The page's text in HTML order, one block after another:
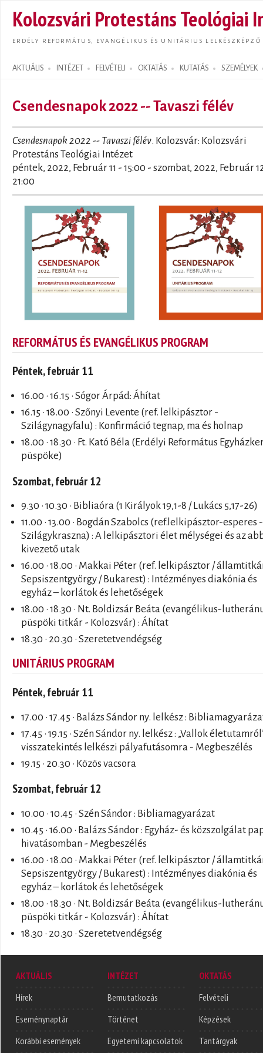
Kolozsvári Protestáns Teológiai
ERDÉLY REFORMÁTUS, EVANGÉLIKUS ÉS UNITÁRIUS LELKÉSZKÉPZŐ
AKTUÁLIS INTÉZET FELVÉTELI OKTATÁS KUTATÁS SZEMÉLYEK
Search form
Csendesnapok 2022 -- Tavaszi félév
Csendesnapok 2022 -- Tavaszi félév. Kolozsvár: Kolozsvári
Protestáns Teológiai Intézet
péntek, 2022, Február 11 - 15:00 - szombat, 2022, Február
21:00
REFORMÁTUS ÉS EVANGÉLIKUS PROGRAM
Péntek, február 11
16.00 · 16.15 · Sógor Árpád: Áhítat
16.15 · 18.00 · Szőnyi Levente (ref. lelkipásztor -
Szilágynagyfalu) : Konfirmáció tegnap, ma és holnap
18.00 · 18.30 · Ft. Kató Béla (Erdélyi Református
püspöke)
Szombat, február 12
9.30 · 10.30 · Bibliaóra (1 Királyok 19,1-8 / Lukács 5,17-26)
11.00 · 13.00 · Bogdán Szabolcs (ref.lelkipásztor-esperes -
Szilágykraszna) : A lelkipásztori élet mélységei és az
kivezető utak
16.00 · 18.00 · Makkai Péter (ref. lelkipásztor /
Sepsiszentgyörgy / Bukarest) : Intézményes diakónia és
egyház – korlátok és lehetőségek
18.00 · 18.30 · Nt. Boldizsár Beáta (evangélikus-
püspöki titkár - Kolozsvár) : Áhítat
18.30 · 20.30 · Szeretetvendégség
UNITÁRIUS PROGRAM
Péntek, február 11
17.00 · 17.45 · Balázs Sándor ny. lelkész :
17.45 · 19.15 · Szén Sándor ny. lelkész : „Vallok
visszatekintés lelkészi pályafutásomra - Megbeszélés
19.15 · 20.30 · Közös vacsora
Szombat, február 12
10.00 · 10.45 · Szén Sándor : Bibliamagyarázat
10.45 · 16.00 · Balázs Sándor : Egyház- és közszolgálat
hivatásomban - Megbeszélés
16.00 · 18.00 · Makkai Péter (ref. lelkipásztor /
Sepsiszentgyörgy / Bukarest) : Intézményes diakónia és
egyház – korlátok és lehetőségek
18.00 · 18.30 · Nt. Boldizsár Beáta (evangélikus-
püspöki titkár - Kolozsvár) : Áhítat
18.30 · 20.30 · Szeretetvendégség
AKTUÁLIS
Hírek
Eseménynaptár
Korábbi események
INTÉZET
Bemutatkozás
Történet
Egyetemi kapcsolatok
OKTATÁS
Felvételi
Képzések
Tantárgyak